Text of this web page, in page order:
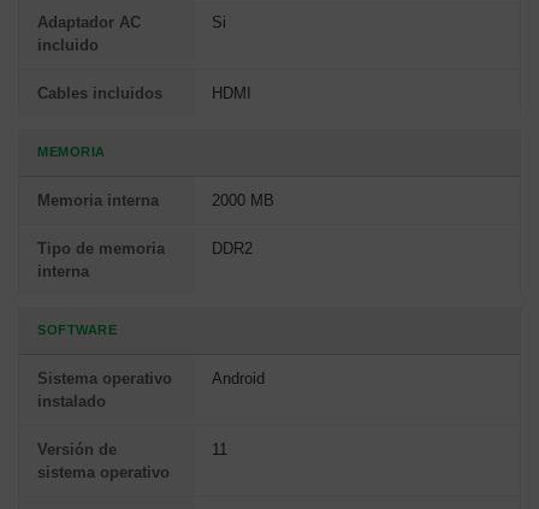
Adaptador AC
incluido
Si
Cables incluidos HDMI
MEMORIA
Memoria interna 2000 MB
Tipo de memoria
interna
DDR2
SOFTWARE
Sistema operativo
instalado
Android
Versión de
sistema operativo
11